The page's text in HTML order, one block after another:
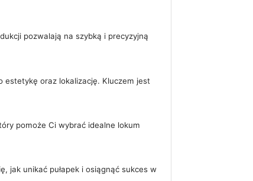
pozwalają na szybką i precyzyjną
estetykę oraz lokalizację. Kluczem jest
pomoże Ci wybrać idealne lokum
jak unikać pułapek i osiągnąć sukces w